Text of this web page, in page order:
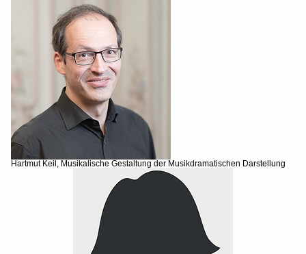
Hartmut Keil, Musikalische Gestaltung der Musikdramatischen Darstellung